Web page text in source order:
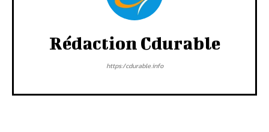
Rédaction Cdurable
https:/cdurable.info